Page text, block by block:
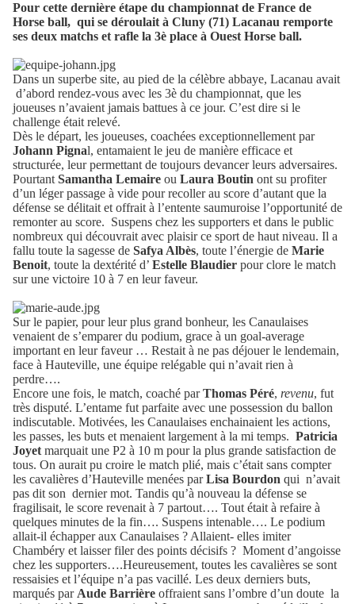
Pour cette dernière étape du championnat de France de
Horse ball, qui se déroulait à Cluny (71) Lacanau remporte
ses deux matchs et rafle la 3è place à Ouest Horse ball.
Dans un superbe site, au pied de la célèbre abbaye, Lacanau avait
d’abord rendez-vous avec les 3è du championnat, que les
joueuses n’avaient jamais battues à ce jour. C’est dire si le
challenge était relevé.
Dès le départ, les joueuses, coachées exceptionnellement par
Johann Pignal, entamaient le jeu de manière efficace et
structurée, leur permettant de toujours devancer leurs adversaires.
Pourtant Samantha Lemaire ou Laura Boutin ont su profiter
d’un léger passage à vide pour recoller au score d’autant que la
défense se délitait et offrait à l’entente saumuroise l’opportunité de
remonter au score. Suspens chez les supporters et dans le public
nombreux qui découvrait avec plaisir ce sport de haut niveau. Il a
fallu toute la sagesse de Safya Albès, toute l’énergie de Marie
Benoit, toute la dextérité d’ Estelle Blaudier pour clore le match
sur une victoire 10 à 7 en leur faveur.
Sur le papier, pour leur plus grand bonheur, les Canaulaises
venaient de s’emparer du podium, grace à un goal-average
important en leur faveur … Restait à ne pas déjouer le lendemain,
face à Hauteville, une équipe relégable qui n’avait rien à
perdre….
Encore une fois, le match, coaché parThomas Péré, revenu, fut
très disputé. L’entame fut parfaite avec une possession du ballon
indiscutable. Motivées, les Canaulaises enchainaient les actions,
les passes, les buts et menaient largement à la mi temps. Patricia
Joyet marquait une P2 à 10 m pour la plus grande satisfaction de
tous. On aurait pu croire le match plié, mais c’était sans compter
les cavalières d’Hauteville menées parLisa Bourdon qui n’avait
pas dit son dernier mot. Tandis qu’à nouveau la défense se
fragilisait, le score revenait à 7 partout…. Tout était à refaire à
quelques minutes de la fin…. Suspens intenable…. Le podium
allait-il échapper aux Canaulaises ? Allaient- elles imiter
Chambéry et laisser filer des points décisifs ? Moment d’angoisse
chez les supporters….Heureusement, toutes les cavalières se sont
ressaisies et l’équipe n’a pas vacillé. Les deux derniers buts,
marqués par Aude Barrière offraient sans l’ombre d’un doute la